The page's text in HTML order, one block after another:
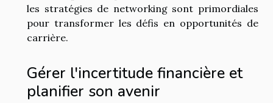
les stratégies de networking sont primordiales
pour transformer les défis en opportunités de
carrière.
Gérer l'incertitude financière et
planifier son avenir